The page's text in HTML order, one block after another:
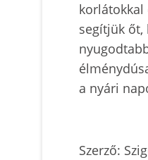
korlátokkal
segítjük őt,
a nyári
Szerző: